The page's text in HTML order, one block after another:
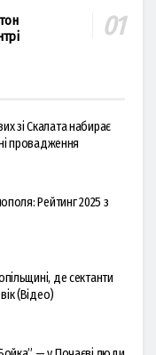
зі Скалата набирає
провадження
Рейтинг 2025 з
де сектанти
(Відео)